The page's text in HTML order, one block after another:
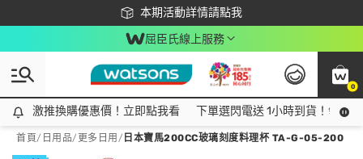
本期活動詳情請點我
下載app最高回饋$350
屈臣氏線上服務
0
激推換購優惠價！立即點我看
激推換購優惠價！立即點我看 下單選閃電送 1小時到貨！領神
首頁/ 日用品/ 更多日用 / 日本寶馬200CC玻璃刻度料理杯 TA-G-05-200